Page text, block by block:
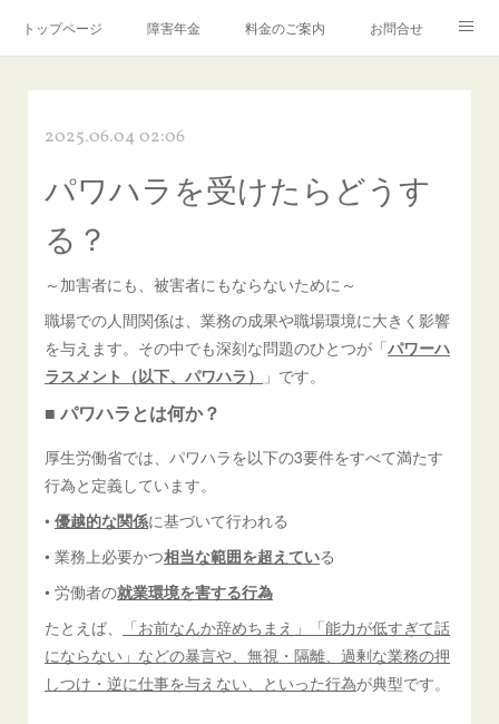
トップページ 障害年金 料金のご案内 お問合せ
2025.06.04 02:06
パワハラを受けたらどうす
る？
～加害者にも、被害者にもならないために～
職場での人間関係は、業務の成果や職場環境に大きく影響
を与えます。その中でも深刻な問題のひとつが「パワーハ
ラスメント（以下、パワハラ）
」です。
■ パワハラとは何か？
厚生労働省では、パワハラを以下の3要件をすべて満たす
行為と定義しています。
•優越的な関係に基づいて行われる
• 業務上必要かつ相当な範囲を超えている
• 労働者の就業環境を害する行為
たとえば、
「お前なんか辞めちまえ」「能力が低すぎて話
にならない」などの暴言や、無視・隔離、過剰な業務の押
しつけ・逆に仕事を与えない、といった行為が典型です。